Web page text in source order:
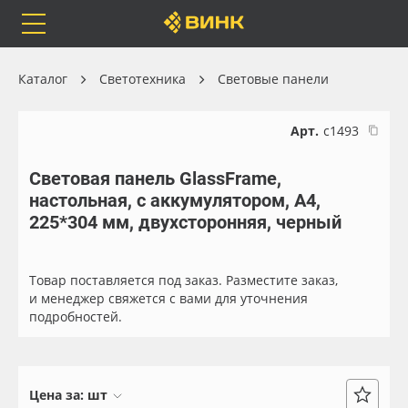
Каталог
Orafol
Бренды
Доставка
Весь каталог
Рулонные материалы
Самоклеящиеся плёнки
Листовые материалы
Каталог Светотехника Световые панели
Арт. с1493
Световая панель GlassFrame,
настольная, с аккумулятором, А4,
225*304 мм, двухсторонняя, черный
Товар поставляется под заказ. Разместите заказ,
и менеджер свяжется с вами для уточнения
подробностей.
Цена за: шт